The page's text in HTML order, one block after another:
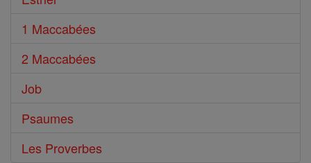
1 Maccabées
2 Maccabées
Job
Psaumes
Les Proverbes